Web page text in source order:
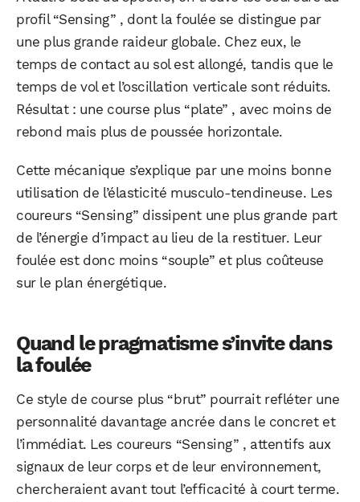
profil “Sensing” , dont la foulée se distingue par
une plus grande raideur globale. Chez eux, le
temps de contact au sol est allongé, tandis que le
temps de vol et l’oscillation verticale sont réduits.
Résultat : une course plus “plate” , avec moins de
rebond mais plus de poussée horizontale.
Cette mécanique s’explique par une moins bonne
utilisation de l’élasticité musculo-tendineuse. Les
coureurs “Sensing” dissipent une plus grande part
de l’énergie d’impact au lieu de la restituer. Leur
foulée est donc moins “souple” et plus coûteuse
sur le plan énergétique.
Quand le pragmatisme s’invite dans
la foulée
Ce style de course plus “brut” pourrait refléter une
personnalité davantage ancrée dans le concret et
l’immédiat. Les coureurs “Sensing” , attentifs aux
signaux de leur corps et de leur environnement,
chercheraient avant tout l’efficacité à court terme.